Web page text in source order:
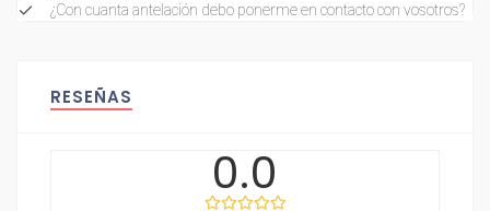
¿Con cuanta antelación debo ponerme en contacto con vosotros?
RESEÑAS
0.0